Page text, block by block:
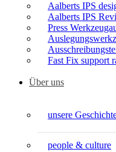
Aalberts IPS
Aalberts IPS
Press
Fast Fix support
Über uns
unsere
people & culture